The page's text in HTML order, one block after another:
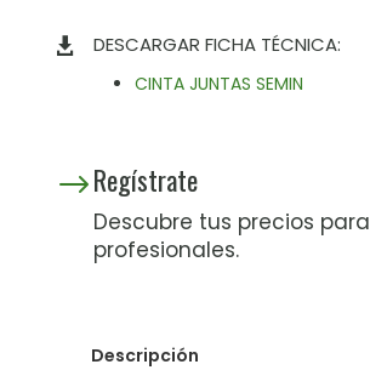
 DESCARGAR FICHA TÉCNICA:
CINTA JUNTAS SEMIN
$Regístrate
Descubre tus precios para
profesionales.
Descripción